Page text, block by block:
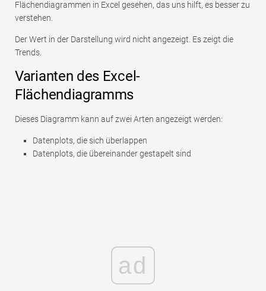
Flächendiagrammen in Excel gesehen, das uns hilft, es besser zu
verstehen.
Der Wert in der Darstellung wird nicht angezeigt. Es zeigt die
Trends.
Varianten des Excel-
Flächendiagramms
Dieses Diagramm kann auf zwei Arten angezeigt werden:
Datenplots, die sich überlappen
Datenplots, die übereinander gestapelt sind
ad